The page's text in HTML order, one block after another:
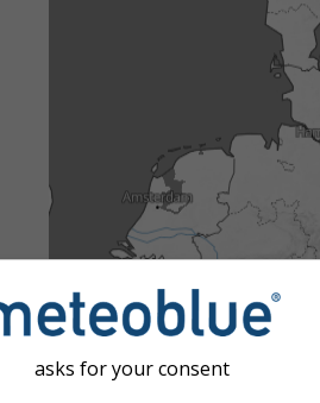
asks for your consent